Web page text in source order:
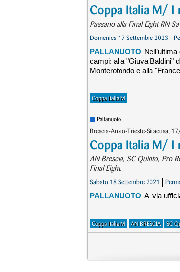
Coppa Italia M/ I
Passano alla Final Eight RN
Domenica 17 Settembre 2023
PALLANUOTO
campi: alla "Giuva Baldini"
Monterotondo e alla
Coppa Italia M
Pallanuoto
Brescia-Anzio-Trieste-Siracusa,
Coppa Italia M/ I
AN Brescia, SC Quinto, Pro
Final Eight.
Sabato 18 Settembre 2021
PALLANUOTO Al via
Coppa Italia M AN BRESCIA SC